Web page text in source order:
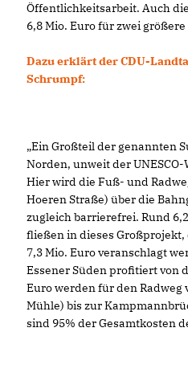
Öffentlichkeitsarbeit. Auch
6,8 Mio. Euro für zwei
Dazu erklärt der CDU-
Schrumpf:
Ein Großteil der genannten
Norden, unweit der
Hier wird die Fuß- und
Hoeren Straße) über die
zugleich barrierefrei. Rund
fließen in dieses Großprojekt,
7,3 Mio. Euro veranschlagt
Essener Süden profitiert von
Euro werden für den Radweg
Mühle) bis zur
sind 95% der Gesamtkosten